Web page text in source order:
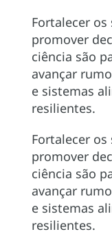
Fortalecer
promover
ciência são
avançar
e sistemas
resilientes.
Fortalecer
promover
ciência são
avançar
e sistemas
resilientes.